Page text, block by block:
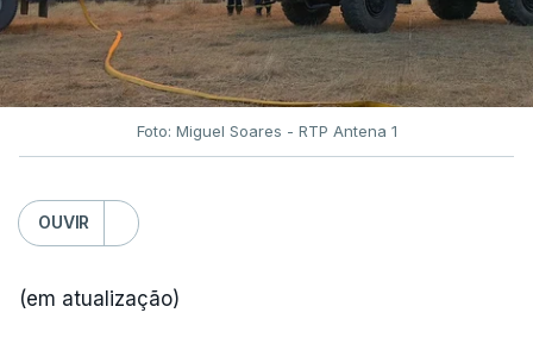
Foto: Miguel Soares - RTP Antena 1
OUVIR
(em atualização)